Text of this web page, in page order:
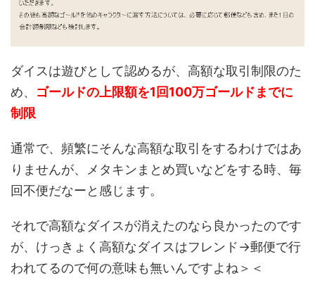
ダイスは遊びとして認めるが、高額な取引制限のた
め、 ゴールドの上限額を1回100万ゴールドまでに
制限
通常で、頻繁にそんな高額な取引をするわけではあ
りませんが、メタキンまとめ買いなどをする時、毎
回不便だなーと感じます。
それで高額なダイスが消えたのなら良かったのです
が、けっきょく高額なダイスはフレンド→郵便で行
われてるので何の意味も無いんですよね＞＜